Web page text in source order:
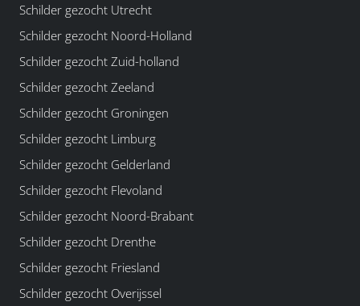
Schilder gezocht Utrecht
Schilder gezocht Noord-Holland
Schilder gezocht Zuid-holland
Schilder gezocht Zeeland
Schilder gezocht Groningen
Schilder gezocht Limburg
Schilder gezocht Gelderland
Schilder gezocht Flevoland
Schilder gezocht Noord-Brabant
Schilder gezocht Drenthe
Schilder gezocht Friesland
Schilder gezocht Overijssel